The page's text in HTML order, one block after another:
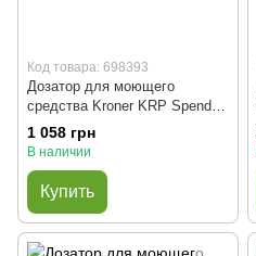
Код товара: 698393
Дозатор для моющего
средства Kroner KRP Spender
- C012 (хром)
1 058 грн
В наличии
Купить